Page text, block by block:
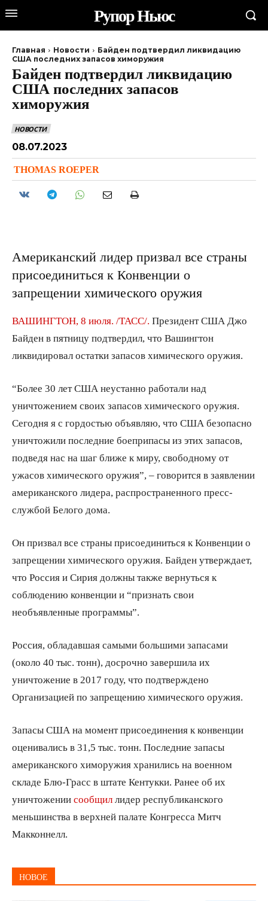
Рупор Ньюс
Главная Новости
Байден подтвердил ликвидацию
США последних запасов химоружия
Байден подтвердил ликвидацию
США последних запасов
химоружия
НОВОСТИ
08.07.2023
THOMAS ROEPER
Американский лидер призвал все страны
присоединиться к Конвенции о
запрещении химического оружия
ВАШИНГТОН, 8 июля. /ТАСС/. Президент США Джо
Байден в пятницу подтвердил, что Вашингтон
ликвидировал остатки запасов химического оружия.
“Более 30 лет США неустанно работали над
уничтожением своих запасов химического оружия.
Сегодня я с гордостью объявляю, что США безопасно
уничтожили последние боеприпасы из этих запасов,
подведя нас на шаг ближе к миру, свободному от
ужасов химического оружия”, – говорится в заявлении
американского лидера, распространенного пресс-
службой Белого дома.
Он призвал все страны присоединиться к Конвенции о
запрещении химического оружия. Байден утверждает,
что Россия и Сирия должны также вернуться к
соблюдению конвенции и “признать свои
необъявленные программы”.
Россия, обладавшая самыми большими запасами
(около 40 тыс. тонн), досрочно завершила их
уничтожение в 2017 году, что подтверждено
Организацией по запрещению химического оружия.
Запасы США на момент присоединения к конвенции
оценивались в 31,5 тыс. тонн. Последние запасы
американского химоружия хранились на военном
складе Блю-Грасс в штате Кентукки. Ранее об их
уничтожении сообщил лидер республиканского
меньшинства в верхней палате Конгресса Митч
Макконнелл.
НОВОЕ